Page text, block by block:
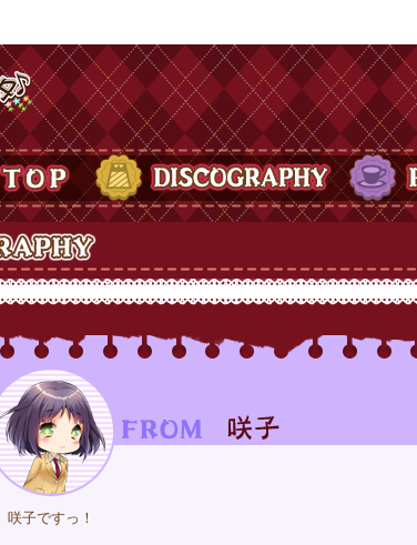
DISCOGRAPHY
咲子ですっ！